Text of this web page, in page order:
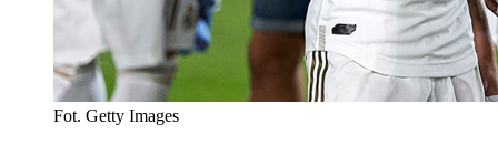
Fot. Getty Images